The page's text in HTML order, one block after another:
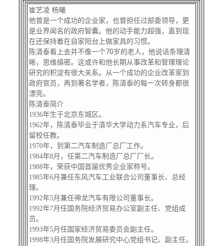
校友服务
终身学习
信息化服务
三创大赛
实用信息
校友总会
总会简介
会长致辞
总会章程
理事会名单
制度法规
联系我们
关闭
崔艺凌 杨曦
他曾是一个成功的企业家，也曾担任过部委领导，更
是业界闻名的政府智囊。他的动手能力超强，直到现
在还保持着在自家阳台上做家具的习惯。
陈清泰看上去并不像一个70岁的老人，他说话条理清
晰，思维缜密。这或许和他长期从事改革和管理理论
研究的积淀有很大关系。从一个成功的企业改革家到
政府官员，再到著名学者，陈清泰的每一次转身都很
漂亮。
陈清泰简介
1936年生于北京东城区。
1962年，陈清泰毕业于清华大学动力系汽车专业，后
留校任教。
1970年，到第二汽车制造厂总厂工作。
1984年8月，任第二汽车制造厂总厂厂长。
1988年，荣获中国首届优秀企业家称号。
1985年6月兼任东风汽车工业联合公司董事长、总经
理。
1992年5月兼任神龙汽车有限公司董事长。
1992年7月任国务院经济贸易办公室副主任、党组成
员。
1993年5月任国家经济贸易委员会副主任。
1998年3月任国务院发展研究中心党组书记、副主任。